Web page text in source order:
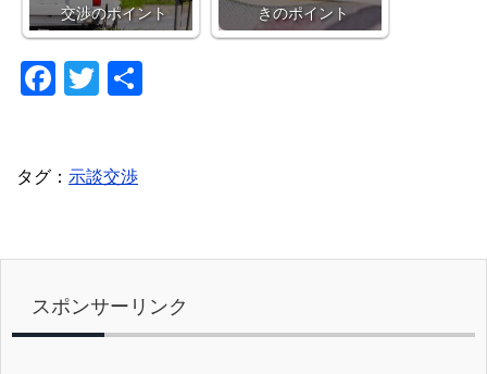
交渉のポイント
きのポイント
F
e
o
o
k
T
er
タグ： 示談交渉
スポンサーリンク